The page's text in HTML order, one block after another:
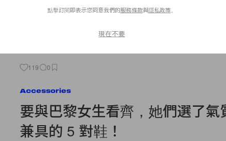
119 0
Accessories
要與巴黎女生看齊，她們選了氣
兼具的 5 對鞋！
點擊訂閱即表示您同意我們的服務條款與隱私政策
現在不要